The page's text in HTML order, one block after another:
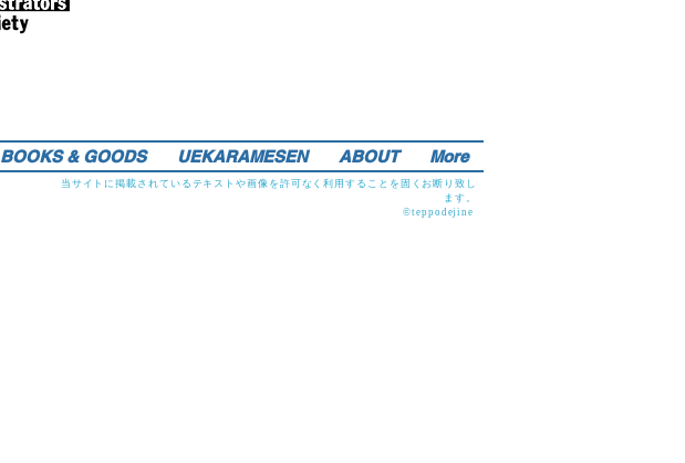
BOOKS & GOODS UEKARAMESEN ABOUT More
当サイトに掲載されているテキストや画像を許可なく利用することを固くお断り致し
ます。
©teppodejine